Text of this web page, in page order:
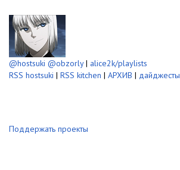
@hostsuki @obzorly| alice2k/playlists
RSS hostsuki | RSS kitchen | АРХИВ | дайджесты
Поддержать проекты